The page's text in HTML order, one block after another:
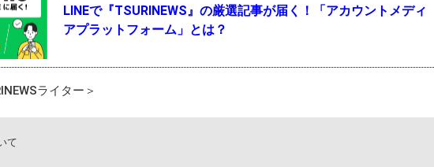
LINEで『TSURINEWS』の厳選記事が届く！「アカウントメディ
アプラットフォーム」とは？
ライター＞
て